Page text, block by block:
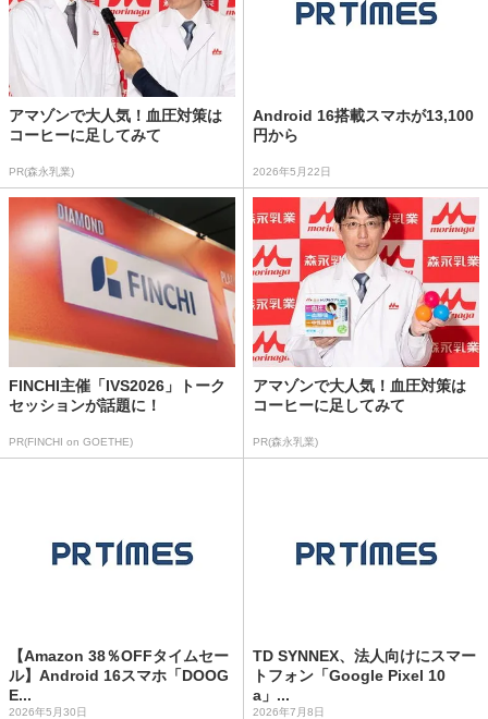
アマゾンで大人気！血圧対策は
コーヒーに足してみて
PR(森永乳業)
Android 16搭載スマホが13,100
円から
2026年5月22日
FINCHI主催「IVS2026」トーク
セッションが話題に！
PR(FINCHI on GOETHE)
アマゾンで大人気！血圧対策は
コーヒーに足してみて
PR(森永乳業)
【Amazon 38％OFFタイムセー
ル】Android 16スマホ「DOOG
E...
2026年5月30日
TD SYNNEX、法人向けにスマー
トフォン「Google Pixel 10
a」...
2026年7月8日